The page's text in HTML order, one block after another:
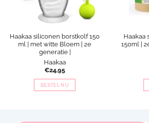
Haakaa siliconen borstkolf 150
ml | met witte Bloem | 2e
generatie |
Haakaa
€24,95
BESTEL NU
Haakaa
150ml |